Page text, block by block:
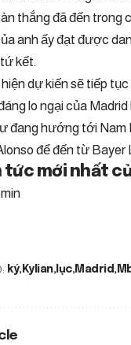
thắng đã đến trong
anh ấy đạt được
kết.
dự kiến ​​sẽ tiếp
lo ngại của
đang hướng tới Nam
để đến từ
mới nhất
ký Kylian lục Madrid